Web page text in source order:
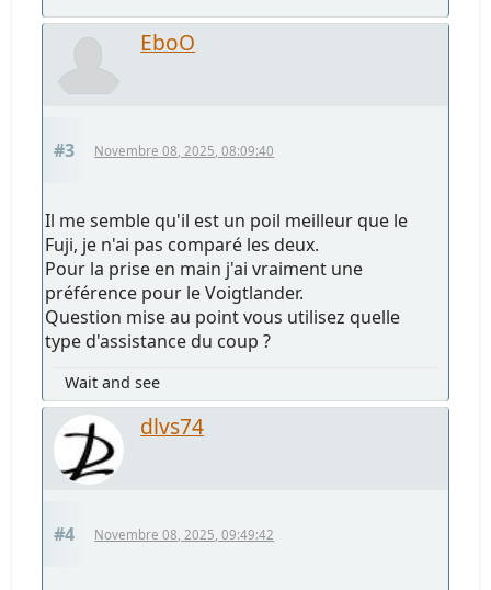
EboO
#3 Novembre 08, 2025, 08:09:40
Il me semble qu'il est un poil meilleur que le
Fuji, je n'ai pas comparé les deux.
Pour la prise en main j'ai vraiment une
préférence pour le Voigtlander.
Question mise au point vous utilisez quelle
type d'assistance du coup ?
Wait and see
dlvs74
#4 Novembre 08, 2025, 09:49:42